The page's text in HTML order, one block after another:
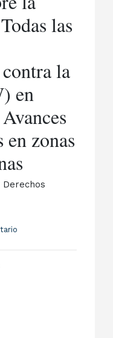
las
la
en
en zonas